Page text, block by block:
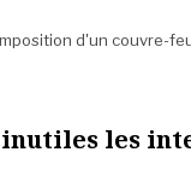
d'un couvre-
inutiles les